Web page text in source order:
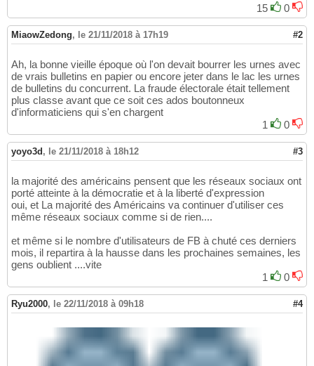
15
0
MiaowZedong, le 21/11/2018 à 17h19 #2
Ah, la bonne vieille époque où l'on devait bourrer les urnes avec
de vrais bulletins en papier ou encore jeter dans le lac les urnes
de bulletins du concurrent. La fraude électorale était tellement
plus classe avant que ce soit ces ados boutonneux
d'informaticiens qui s'en chargent
1
0
yoyo3d , le 21/11/2018 à 18h12 #3
la majorité des américains pensent que les réseaux sociaux ont
porté atteinte à la démocratie et à la liberté d'expression
oui, et La majorité des Américains va continuer d'utiliser ces
même réseaux sociaux comme si de rien....
et même si le nombre d'utilisateurs de FB à chuté ces derniers
mois, il repartira à la hausse dans les prochaines semaines, les
gens oublient ....vite
1
0
Ryu2000, le 22/11/2018 à 09h18 #4